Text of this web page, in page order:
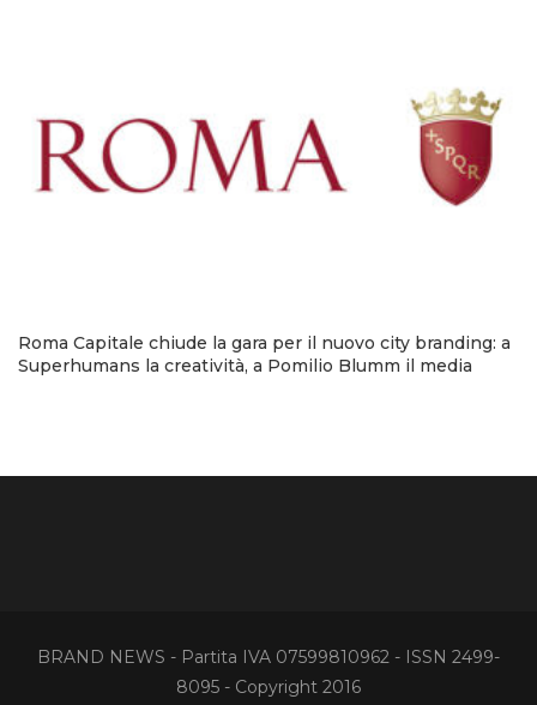
Roma Capitale chiude la gara per il nuovo city branding: a
Superhumans la creatività, a Pomilio Blumm il media
BRAND NEWS - Partita IVA 07599810962 - ISSN 2499-
8095 - Copyright 2016